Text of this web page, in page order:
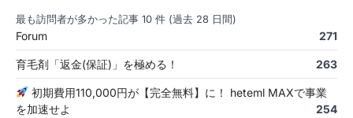
最も訪問者が多かった記事 10 件 (過去 28 日間)
Forum 271
育毛剤「返金(保証)」を極める！ 263
初期費用110,000円が【完全無料】に！ heteml MAXで事業
を加速せよ
254